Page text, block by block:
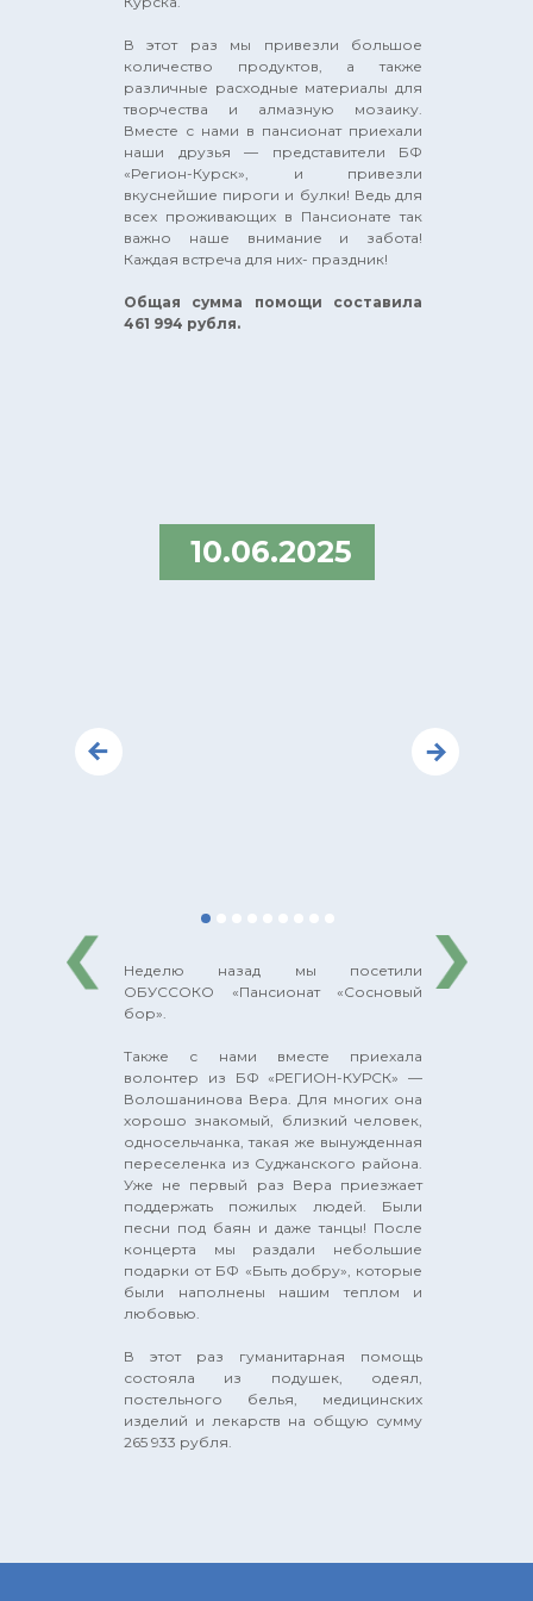
В этот раз мы привезли большое
количество продуктов, а также
различные расходные материалы для
творчества и алмазную мозаику.
Вместе с нами в пансионат приехали
наши друзья — представители БФ
«Регион-Курск», и привезли
вкуснейшие пироги и булки! Ведь для
всех проживающих в Пансионате так
важно наше внимание и забота!
Каждая встреча для них- праздник!
Общая сумма помощи составила
461 994 рубля.
10.06.2025
Неделю назад мы посетили
ОБУССОКО «Пансионат «Сосновый
бор».
Также с нами вместе приехала
волонтер из БФ «РЕГИОН-КУРСК» —
Волошанинова Вера. Для многих она
хорошо знакомый, близкий человек,
односельчанка, такая же вынужденная
переселенка из Суджанского района.
Уже не первый раз Вера приезжает
поддержать пожилых людей. Были
песни под баян и даже танцы! После
концерта мы раздали небольшие
подарки от БФ «Быть добру», которые
были наполнены нашим теплом и
любовью.
В этот раз гуманитарная помощь
состояла из подушек, одеял,
постельного белья, медицинских
изделий и лекарств на общую сумму
265 933 рубля.
Политика конфиденциальности
Осуществляя пожертвование любым
из способов, вы принимаете условия
нашей ОФЕРТЫ